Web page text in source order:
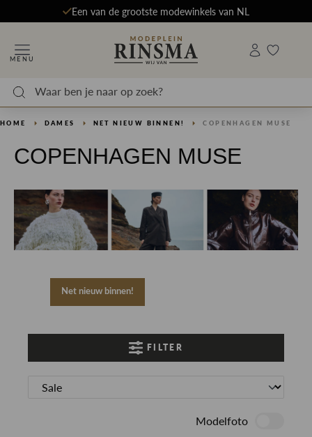
Een van de grootste modewinkels van NL
MENU
HOME DAMES NET NIEUW BINNEN! COPENHAGEN MUSE
COPENHAGEN MUSE
Net nieuw binnen!
FILTER
Modelfoto